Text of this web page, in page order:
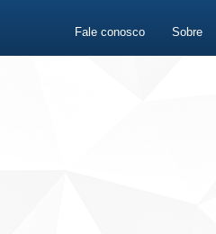
Fale conosco Sobre